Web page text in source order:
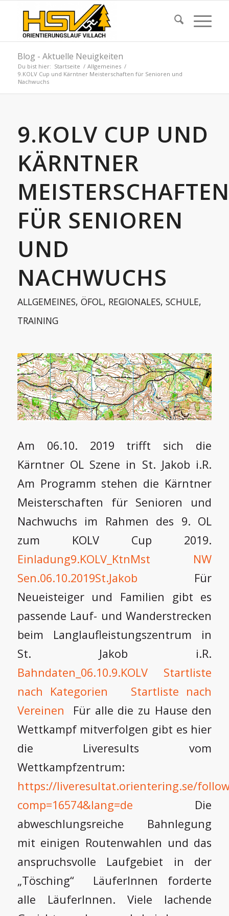
Blog - Aktuelle Neuigkeiten
Du bist hier: Startseite / Allgemeines /
9.KOLV Cup und Kärntner Meisterschaften für Senioren und
Nachwuchs
9.KOLV CUP UND
KÄRNTNER
MEISTERSCHAFTEN
FÜR SENIOREN
UND
NACHWUCHS
ALLGEMEINES, ÖFOL, REGIONALES, SCHULE,
TRAINING
Am 06.10. 2019 trifft sich die
Kärntner OL Szene in St. Jakob i.R.
Am Programm stehen die Kärntner
Meisterschaften für Senioren und
Nachwuchs im Rahmen des 9. OL
zum KOLV Cup 2019.
Einladung9.KOLV_KtnMst NW
Sen.06.10.2019St.Jakob Für
Neueisteiger und Familien gibt es
passende Lauf- und Wanderstrecken
beim Langlaufleistungszentrum in
St. Jakob i.R.
Bahndaten_06.10.9.KOLV
Startliste
nach Kategorien
Startliste nach
Vereinen Für alle die zu Hause den
Wettkampf mitverfolgen gibt es hier
die Liveresults vom
Wettkampfzentrum:
https://liveresultat.orientering.se/
comp=16574&lang=de Die
abweschlungsreiche Bahnlegung
mit einigen Routenwahlen und das
anspruchsvolle Laufgebiet in der
„Tösching“ LäuferInnen forderte
alle LäuferInnen. Viele lachende